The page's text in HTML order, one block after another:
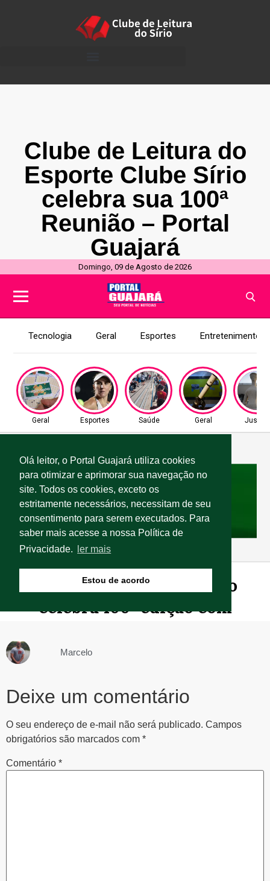
Clube de Leitura do
Esporte Clube Sírio
celebra sua 100ª
Reunião – Portal
Guajará
Marcelo
Deixe um comentário
O seu endereço de e-mail não será publicado. Campos
obrigatórios são marcados com *
Comentário *